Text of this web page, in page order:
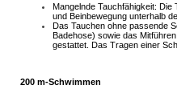
Mangelnde Tauchfähigkeit:
und Beinbewegung unterhalb
Das Tauchen ohne passende
Badehose) sowie das
gestattet. Das Tragen einer
200 m-Schwimmen